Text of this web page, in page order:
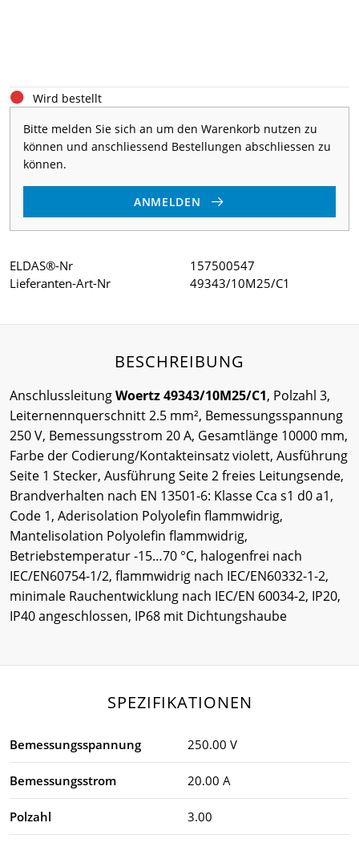
Wird bestellt
Bitte melden Sie sich an um den Warenkorb nutzen zu
können und anschliessend Bestellungen abschliessen zu
können.
ANMELDEN
ELDAS®-Nr
157500547
Lieferanten-Art-Nr
49343/10M25/C1
BESCHREIBUNG
AnschlussleitungWoertz 49343/10M25/C1, Polzahl 3,
Leiternennquerschnitt 2.5 mm², Bemessungsspannung
250 V, Bemessungsstrom 20 A, Gesamtlänge 10000 mm,
Farbe der Codierung/Kontakteinsatz violett, Ausführung
Seite 1 Stecker, Ausführung Seite 2 freies Leitungsende,
Brandverhalten nach EN 13501-6: Klasse Cca s1 d0 a1,
Code 1, Aderisolation Polyolefin flammwidrig,
Mantelisolation Polyolefin flammwidrig,
Betriebstemperatur -15…70 °C, halogenfrei nach
IEC/EN60754-1/2, flammwidrig nach IEC/EN60332-1-2,
minimale Rauchentwicklung nach IEC/EN 60034-2, IP20,
IP40 angeschlossen, IP68 mit Dichtungshaube
SPEZIFIKATIONEN
Bemessungsspannung 250.00 V
Bemessungsstrom 20.00 A
Polzahl 3.00